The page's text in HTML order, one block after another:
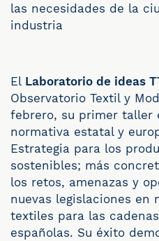
las necesidades de la
industria
El Laboratorio de ideas
Observatorio Textil y
febrero, su primer taller
normativa estatal y
Estrategia para los
sostenibles; más
los retos, amenazas y
nuevas legislaciones en
textiles para las
españolas. Su éxito